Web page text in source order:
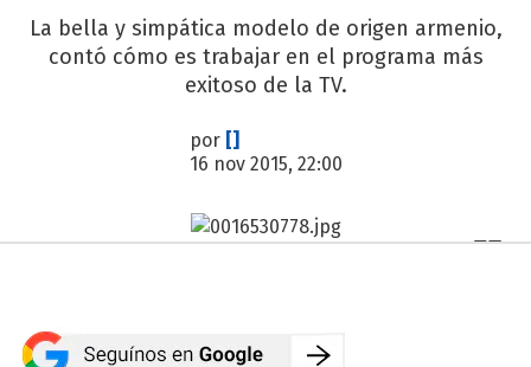
La bella y simpática modelo de origen armenio,
contó cómo es trabajar en el programa más
exitoso de la TV.
por []
16 nov 2015, 22:00